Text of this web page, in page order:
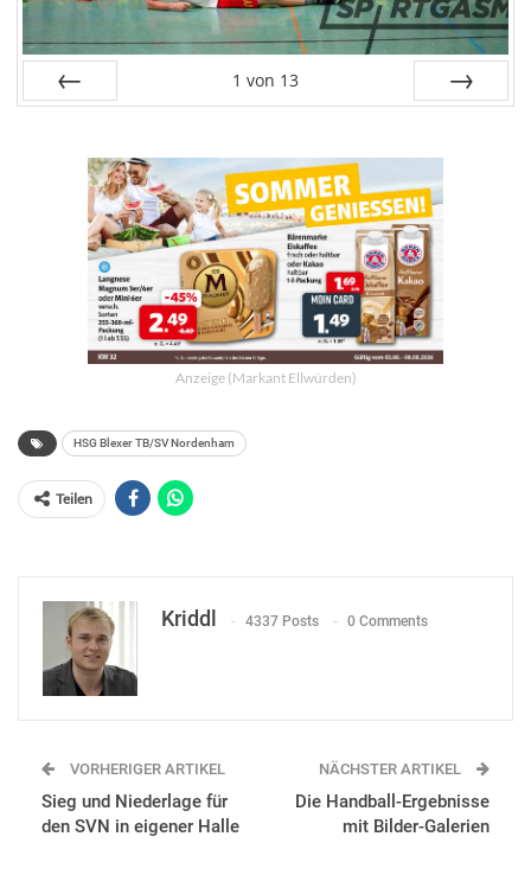
1 von 13
Anzeige (Markant Ellwürden)
HSG Blexer TB/SV Nordenham
Teilen
Kriddl 4337 Posts 0 Comments
VORHERIGER ARTIKEL
Sieg und Niederlage für
den SVN in eigener Halle
NÄCHSTER ARTIKEL
Die Handball-Ergebnisse
mit Bilder-Galerien